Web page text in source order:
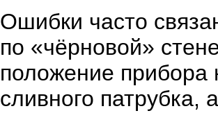
Ошибки часто
по «чёрновой»
положение прибора
сливного